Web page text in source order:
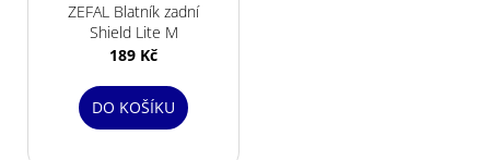
ZEFAL Blatník zadní
Shield Lite M
189 Kč
DO KOŠÍKU